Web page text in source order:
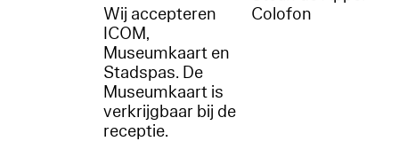
Wij accepteren
ICOM,
Museumkaart en
Stadspas. De
Museumkaart is
verkrijgbaar bij de
receptie.
Colofon